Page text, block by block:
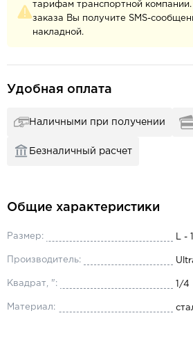
тарифам транспортной
заказа Вы получите SMS-
накладной.
Удобная оплата
Наличными при получении
Безналичный расчет
Общие характеристики
Размер: L -
Производитель:
Квадрат, ": 1/4
Материал: